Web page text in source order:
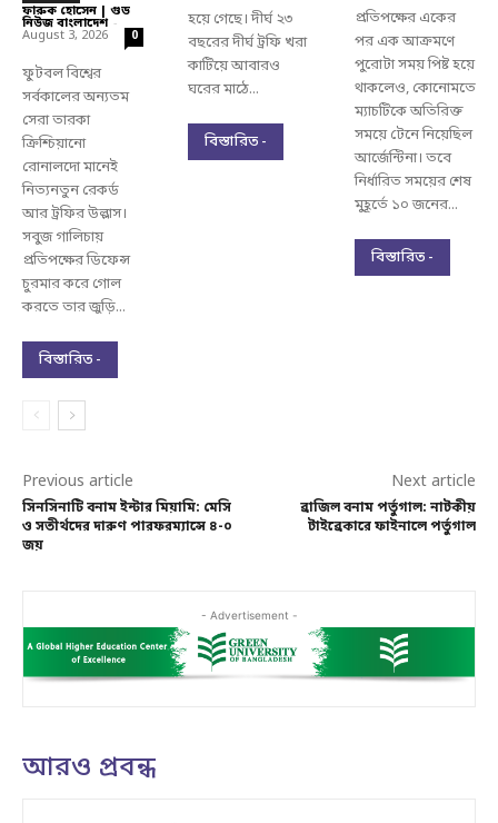
ফারুক হোসেন | গুড
নিউজ বাংলাদেশ -
August 3, 2026 0
ফুটবল বিশ্বের
সর্বকালের অন্যতম
সেরা তারকা
ক্রিশ্চিয়ানো
রোনালদো মানেই
নিত্যনতুন রেকর্ড
আর ট্রফির উল্লাস।
সবুজ গালিচায়
প্রতিপক্ষের ডিফেন্স
চুরমার করে গোল
করতে তার জুড়ি...
বিস্তারিত -
হয়ে গেছে। দীর্ঘ ২৩
বছরের দীর্ঘ ট্রফি খরা
কাটিয়ে আবারও
ঘরের মাঠে...
বিস্তারিত -
প্রতিপক্ষের একের
পর এক আক্রমণে
পুরোটা সময় পিষ্ট হয়ে
থাকলেও, কোনোমতে
ম্যাচটিকে অতিরিক্ত
সময়ে টেনে নিয়েছিল
আর্জেন্টিনা। তবে
নির্ধারিত সময়ের শেষ
মুহূর্তে ১০ জনের...
বিস্তারিত -
Previous article
সিনসিনাটি বনাম ইন্টার মিয়ামি: মেসি
ও সতীর্থদের দারুণ পারফরম্যান্সে ৪-০
জয়
Next article
ব্রাজিল বনাম পর্তুগাল: নাটকীয়
টাইব্রেকারে ফাইনালে পর্তুগাল
- Advertisement -
আরও প্রবন্ধ